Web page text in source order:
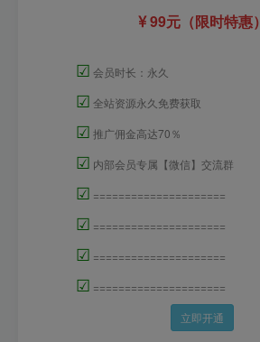
99元（限时特惠）
☑ 会员时长：永久
☑ 全站资源永久免费获取
☑ 推广佣金高达70％
☑ 内部会员专属【微信】交流群
☑ =====================
☑ =====================
☑ =====================
☑ =====================
立即开通